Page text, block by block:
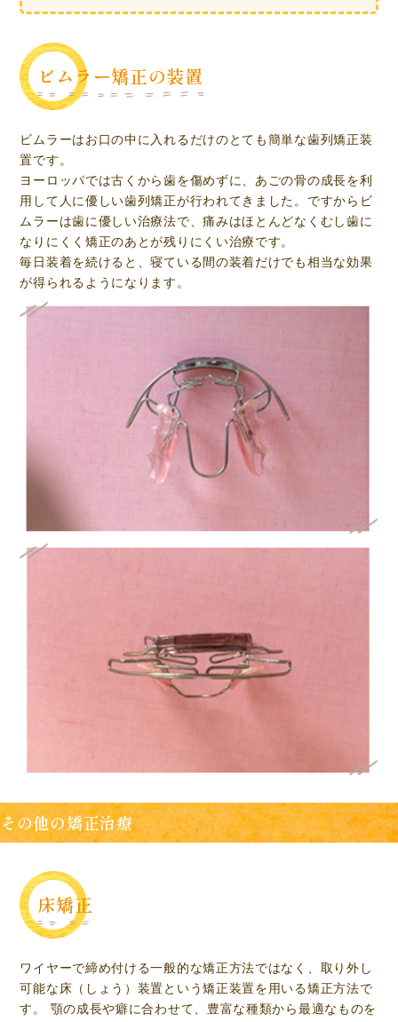
ビムラー矯正の装置
ビムラーはお口の中に入れるだけのとても簡単な歯列矯正装
置です。
ヨーロッパでは古くから歯を傷めずに、あごの骨の成長を利
用して人に優しい歯列矯正が行われてきました。ですからビ
ムラーは歯に優しい治療法で、痛みはほとんどなくむし歯に
なりにくく矯正のあとが残りにくい治療です。
毎日装着を続けると、寝ている間の装着だけでも相当な効果
が得られるようになります。
その他の矯正治療
床矯正
ワイヤーで締め付ける一般的な矯正方法ではなく、取り外し
可能な床（しょう）装置という矯正装置を用いる矯正方法で
す。 顎の成長や癖に合わせて、豊富な種類から最適なものを